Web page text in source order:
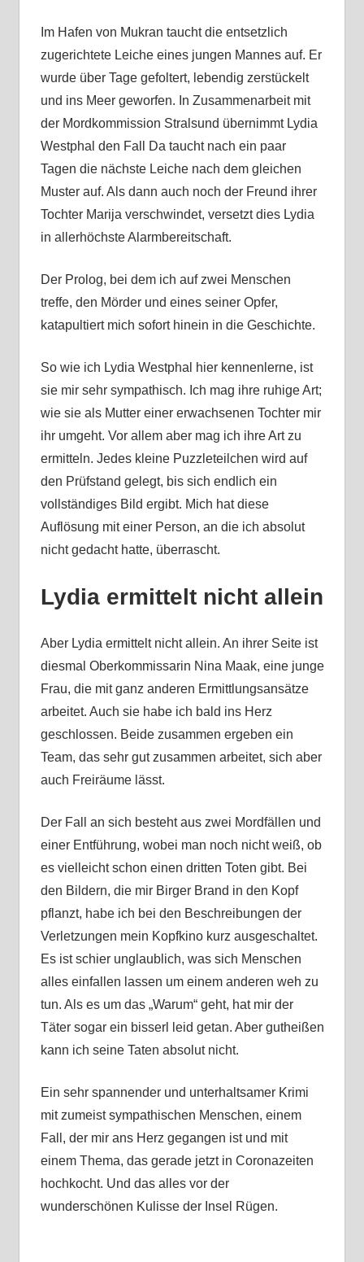
Im Hafen von Mukran taucht die entsetzlich
zugerichtete Leiche eines jungen Mannes auf. Er
wurde über Tage gefoltert, lebendig zerstückelt
und ins Meer geworfen. In Zusammenarbeit mit
der Mordkommission Stralsund übernimmt Lydia
Westphal den Fall Da taucht nach ein paar
Tagen die nächste Leiche nach dem gleichen
Muster auf. Als dann auch noch der Freund ihrer
Tochter Marija verschwindet, versetzt dies Lydia
in allerhöchste Alarmbereitschaft.
Der Prolog, bei dem ich auf zwei Menschen
treffe, den Mörder und eines seiner Opfer,
katapultiert mich sofort hinein in die Geschichte.
So wie ich Lydia Westphal hier kennenlerne, ist
sie mir sehr sympathisch. Ich mag ihre ruhige Art;
wie sie als Mutter einer erwachsenen Tochter mir
ihr umgeht. Vor allem aber mag ich ihre Art zu
ermitteln. Jedes kleine Puzzleteilchen wird auf
den Prüfstand gelegt, bis sich endlich ein
vollständiges Bild ergibt. Mich hat diese
Auflösung mit einer Person, an die ich absolut
nicht gedacht hatte, überrascht.
Lydia ermittelt nicht allein
Aber Lydia ermittelt nicht allein. An ihrer Seite ist
diesmal Oberkommissarin Nina Maak, eine junge
Frau, die mit ganz anderen Ermittlungsansätze
arbeitet. Auch sie habe ich bald ins Herz
geschlossen. Beide zusammen ergeben ein
Team, das sehr gut zusammen arbeitet, sich aber
auch Freiräume lässt.
Der Fall an sich besteht aus zwei Mordfällen und
einer Entführung, wobei man noch nicht weiß, ob
es vielleicht schon einen dritten Toten gibt. Bei
den Bildern, die mir Birger Brand in den Kopf
pflanzt, habe ich bei den Beschreibungen der
Verletzungen mein Kopfkino kurz ausgeschaltet.
Es ist schier unglaublich, was sich Menschen
alles einfallen lassen um einem anderen weh zu
tun. Als es um das „Warum“ geht, hat mir der
Täter sogar ein bisserl leid getan. Aber gutheißen
kann ich seine Taten absolut nicht.
Ein sehr spannender und unterhaltsamer Krimi
mit zumeist sympathischen Menschen, einem
Fall, der mir ans Herz gegangen ist und mit
einem Thema, das gerade jetzt in Coronazeiten
hochkocht. Und das alles vor der
wunderschönen Kulisse der Insel Rügen.